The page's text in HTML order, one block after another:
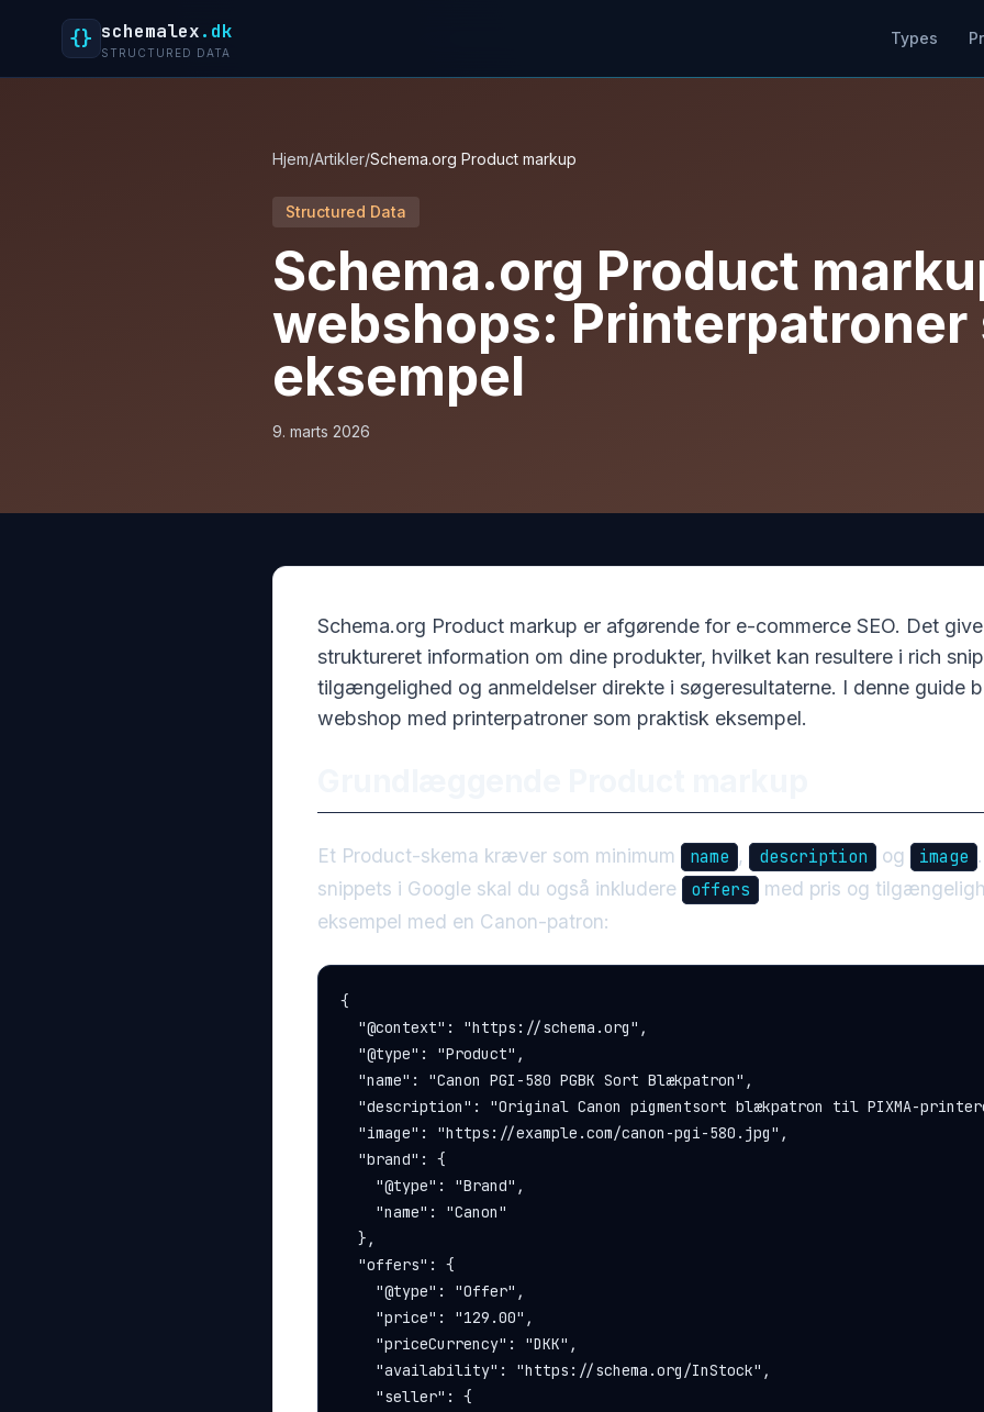
{} schemalex.dk
STRUCTURED DATA
Types
Hjem/Artikler/Schema.org Product markup
Structured Data
Schema.org Product
webshops: Printerpatroner
eksempel
9. marts 2026
Schema.org Product markup er afgørende for e-commerce SEO. Det
struktureret information om dine produkter, hvilket kan resultere i rich
tilgængelighed og anmeldelser direkte i søgeresultaterne. I denne guide
webshop med printerpatroner som praktisk eksempel.
Et Product-skema kræver som minimum name , description og image
snippets i Google skal du også inkludere
offers
med pris og
eksempel med en Canon-patron:
{
  "@context": "https://schema.org",
  "@type": "Product",
  "name": "Canon PGI-580 PGBK Sort Blækpatron",
"description": "Original Canon pigmentsort blækpatron til PIXMA-
  "image": "https://example.com/canon-pgi-580.jpg",
  "brand": {
    "@type": "Brand",
    "name": "Canon"
  },
  "offers": {
    "@type": "Offer",
    "price": "129.00",
    "priceCurrency": "DKK",
    "availability": "https://schema.org/InStock",
    "seller": {